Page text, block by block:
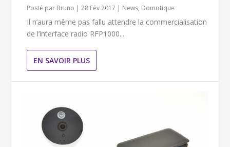
Posté par Bruno |28 Fév 2017 | News, Domotique
Il n’aura même pas fallu attendre la commercialisation
de l’interface radio RFP1000...
EN SAVOIR PLUS